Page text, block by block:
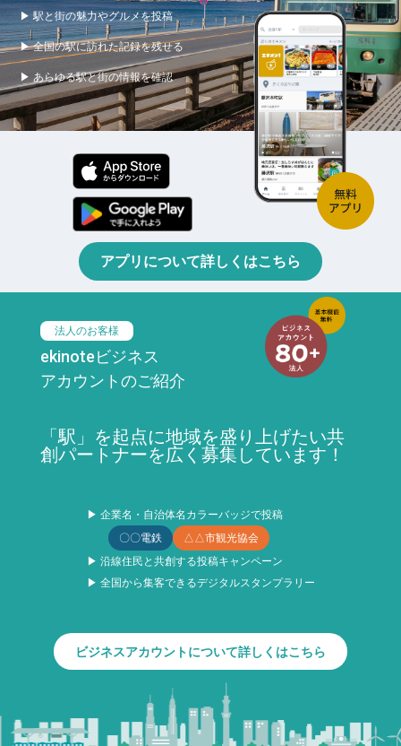
▶ 駅と街の魅力やグルメを投稿
▶ 全国の駅に訪れた記録を残せる
▶ あらゆる駅と街の情報を確認
アプリについて詳しくはこちら
法人のお客様
ekinoteビジネス
アカウントのご紹介
「駅」を起点に地域を盛り上げたい共
創パートナーを広く募集しています！
▶ 企業名・自治体名カラーバッジで投稿
〇〇電鉄
△△市観光協会
▶ 沿線住民と共創する投稿キャンペーン
▶ 全国から集客できるデジタルスタンプラリー
ビジネスアカウントについて詳しくはこちら